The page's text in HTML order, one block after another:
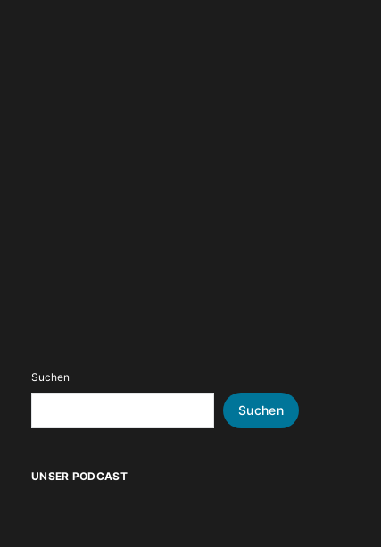
Suchen
Suchen
UNSER PODCAST